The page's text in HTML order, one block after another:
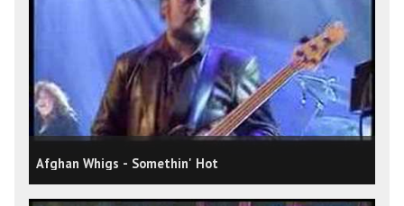
Afghan Whigs - Somethin' Hot